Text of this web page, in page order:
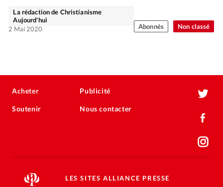
Non classé
La rédaction de Christianisme
Aujourd'hui
2 Mai 2020
Abonnés
Acheter
Soutenir
Publicité
Nous contacter
LES SITES ALLIANCE PRESSE